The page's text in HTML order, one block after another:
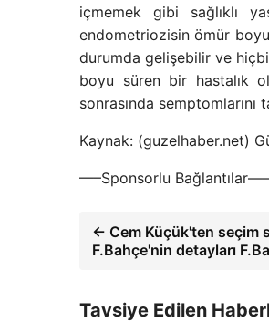
içmemek gibi sağlıklı
endometriozisin ömür
durumda gelişebilir ve
boyu süren bir hastalık
sonrasında
Kaynak: (guzelhaber.net)
—–Sponsorlu Bağlantılar—–
← Cem Küçük'ten seçim
F.Bahçe'nin detayları
Tavsiye Edilen